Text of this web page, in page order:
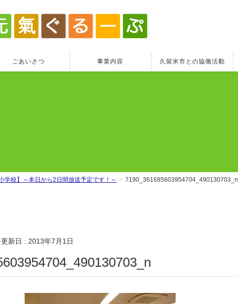
ごあいさつ 事業内容 久留米市との協働活動
学校】～本日から2日間放送予定です！～ 7190_361685603954704_490130703_n
新日 : 2013年7月1日